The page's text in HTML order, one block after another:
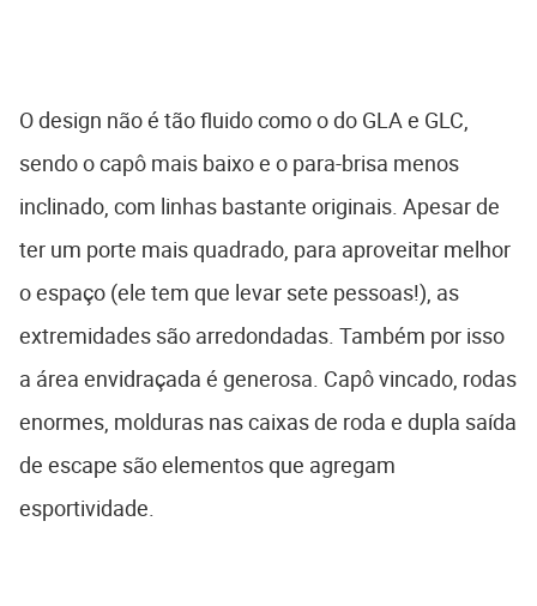
O design não é tão fluido como o do GLA e GLC,
sendo o capô mais baixo e o para-brisa menos
inclinado, com linhas bastante originais. Apesar de
ter um porte mais quadrado, para aproveitar melhor
o espaço (ele tem que levar sete pessoas!), as
extremidades são arredondadas. Também por isso
a área envidraçada é generosa. Capô vincado, rodas
enormes, molduras nas caixas de roda e dupla saída
de escape são elementos que agregam
esportividade.